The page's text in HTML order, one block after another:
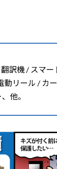
訳機 / スマ
リール / カ
他。